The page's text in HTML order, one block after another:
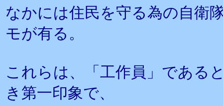
なかには住民を守る為の自衛
モが有る。
これらは、「工作員」である
き第一印象で、